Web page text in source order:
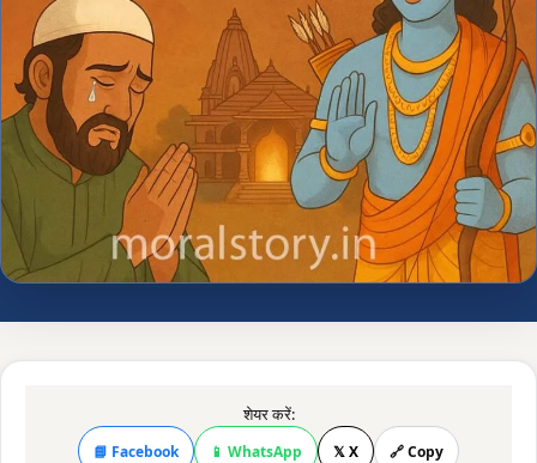
शेयर करें:
📘 Facebook 📱 WhatsApp 𝕏 X 🔗 Copy